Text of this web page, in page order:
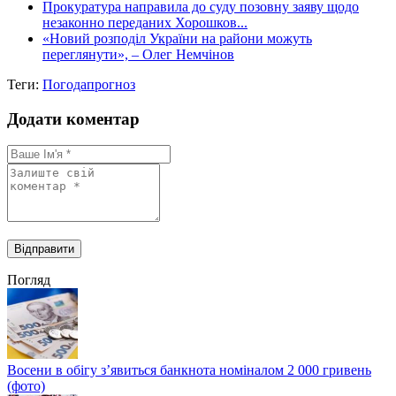
Прокуратура направила до суду позовну заяву щодо
незаконно переданих Хорошков...
«Новий розподіл України на райони можуть
переглянути», – Олег Немчінов
Теги: Погодапрогноз
Додати коментар
Погляд
Восени в обігу з’явиться банкнота номіналом 2 000 гривень
(фото)